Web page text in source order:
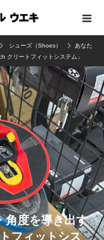
シューズ（Shoes）
あなた
クリートフィットシステム」
角度を導き出す
フィットシス